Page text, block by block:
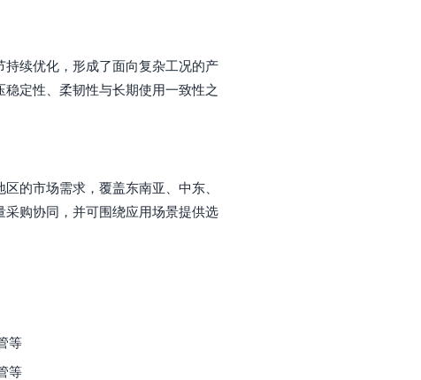
续优化，形成了面向复杂工况的产
定性、柔韧性与长期使用一致性之
的市场需求，覆盖东南亚、中东、
购协同，并可围绕应用场景提供选
等
等